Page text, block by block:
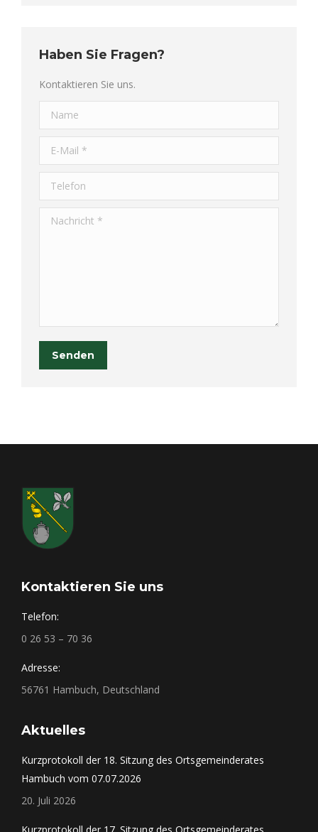
Haben Sie Fragen?
Kontaktieren Sie uns.
Name
E-Mail *
Telefon
Nachricht *
Senden
Kontaktieren Sie uns
Telefon:
0 26 53 – 70 36
Adresse:
56761 Hambuch, Deutschland
Aktuelles
Kurzprotokoll der 18. Sitzung des Ortsgemeinderates
Hambuch vom 07.07.2026
20. Juli 2026